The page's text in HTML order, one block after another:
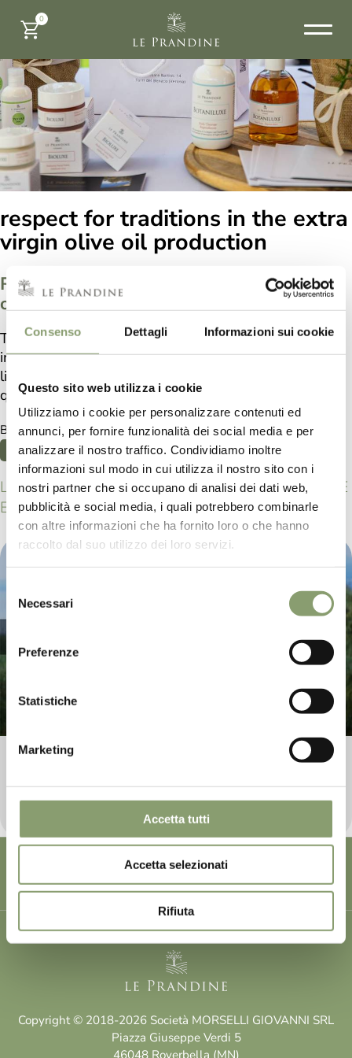
Consenso Dettagli Informazioni sui cookie
Questo sito web utilizza i cookie
Utilizziamo i cookie per personalizzare contenuti ed
annunci, per fornire funzionalità dei social media e per
analizzare il nostro traffico. Condividiamo inoltre
informazioni sul modo in cui utilizza il nostro sito con i
nostri partner che si occupano di analisi dei dati web,
pubblicità e social media, i quali potrebbero combinarle
con altre informazioni che ha fornito loro o che hanno
raccolto dal suo utilizzo dei loro servizi.
delNecessari
Preferenze
Statistiche
Marketing
Accetta tutti
Accetta selezionati
Rifiuta
0
respect for traditions in the extra
virgin olive oil production
Respect for traditions in the extra virgin
olive oil production
The production of olive oil at Le Prandine takes place
in full respect of tradition. In fact, the production is
limited edition, in this way we can guarantee a
qualitatively excellent product every time.
Below all content tagged with:
respect for traditions in the extra virgin olive oil production
LE PRANDINE: RESPECT FOR TRADITIONS IN THE
EXTRA VIRGIN OLIVE OIL PRODUCTION
Tag directory Top searches Sitemap
Copyright © 2018-2026 Società MORSELLI GIOVANNI SRL
Piazza Giuseppe Verdi 5
46048 Roverbella (MN)